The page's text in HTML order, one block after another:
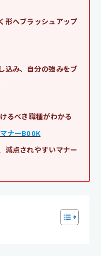
形へブラッシュアップ
込み、自分の強みをブ
るべき職種がわかる
ナーBOOK
減点されやすいマナー